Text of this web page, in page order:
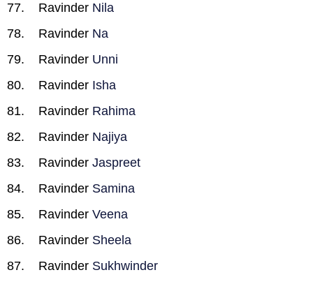
Ravinder Nila
Ravinder Na
Ravinder Unni
Ravinder Isha
Ravinder Rahima
Ravinder Najiya
Ravinder Jaspreet
Ravinder Samina
Ravinder Veena
Ravinder Sheela
Ravinder Sukhwinder